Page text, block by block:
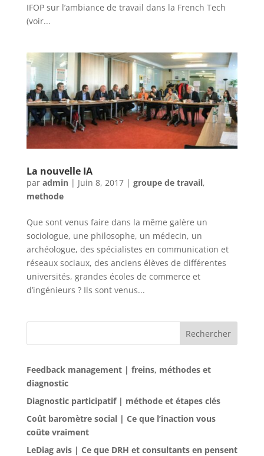
IFOP sur l’ambiance de travail dans la French Tech
(voir...
La nouvelle IA
par admin| Juin 8, 2017| groupe de travail,
methode
Que sont venus faire dans la même galère un
sociologue, une philosophe, un médecin, un
archéologue, des spécialistes en communication et
réseaux sociaux, des anciens élèves de différentes
universités, grandes écoles de commerce et
d’ingénieurs ? Ils sont venus...
Rechercher
Feedback management | freins, méthodes et
diagnostic
Diagnostic participatif | méthode et étapes clés
Coût baromètre social | Ce que l’inaction vous
coûte vraiment
LeDiag avis | Ce que DRH et consultants en pensent